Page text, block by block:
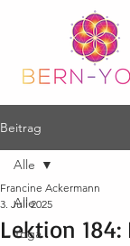
Beitrag
Alle
Yoga
Alle
Lektion 184:
Francine Ackermann
3. Juli 2025